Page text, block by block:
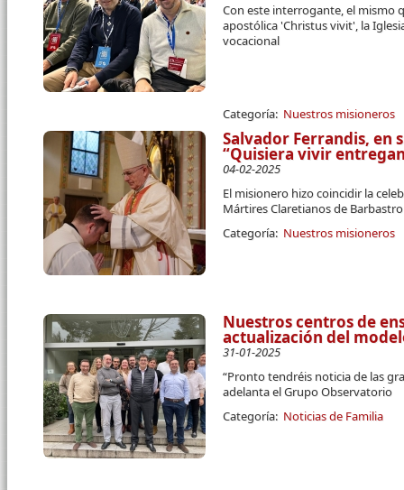
Con este interrogante, el mismo
apostólica 'Christus vivit', la
vocacional
Categoría: Nuestros misioneros
Salvador Ferrandis, en
“Quisiera vivir
04-02-2025
El misionero hizo coincidir la
Mártires Claretianos de Barbastro
Categoría: Nuestros misioneros
Nuestros centros de
actualización del
31-01-2025
“Pronto tendréis noticia de las
adelanta el Grupo Observatorio
Categoría: Noticias de Familia